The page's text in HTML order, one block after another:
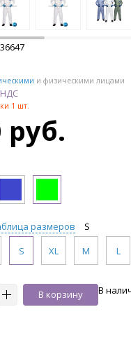
и физическими лицами
1 шт.
руб.
размеров
S
S XL M L
В корзину В